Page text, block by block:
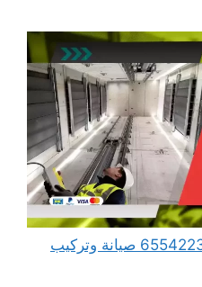
صيانة مصاعد في الكويت 65542233 صيانة وتركيب